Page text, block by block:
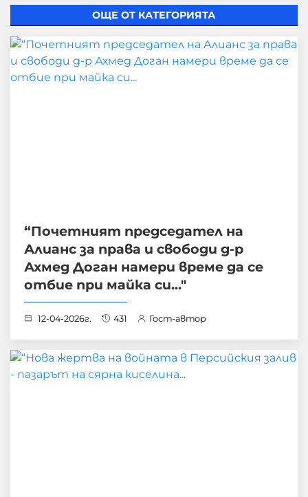
ОЩЕ ОТ КАТЕГОРИЯТА
“Почетният председател на
Алианс за права и свободи д-р
Ахмед Доган намери време да се
отбие при майка си..."
12-04-2026г. 431 Гост-автор